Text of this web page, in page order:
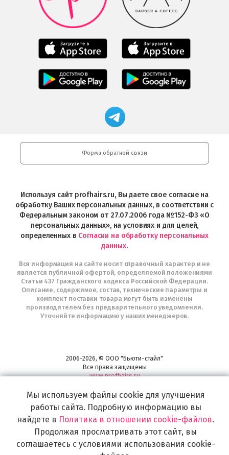
в
Google
Мобильное
приложение
Professional
загрузить
Мобильное
приложение
Professional
загрузить
Play
Play
Мобильное
приложение
загрузить
в
Мобильное
приложение
Магазин
профессиональной
Professional
и
Интернет-
Telegram
Форма обратной связи
Используя сайт profhairs.ru, Вы даете свое согласие на
обработку Ваших персональных данных, в соответствии с
Федеральным законом от 27.07.2006 года №152-ФЗ «О
персональных данных», на условиях и для целей,
определенных в Согласии на обработку персональных
данных.
Вся информация на сайте носит справочный характер и не
является публичной офертой, определяемой положениями
Статьи 437 Гражданского кодекса Российской Федерации.
Описание, содержимое, состав, технические параметры и
комплект поставки товара могут быть изменены
производителем без предварительного уведомления.
Уточняйте информацию у наших менеджеров.
2006-2026, © ООО "Бьюти-стайл"
Все права защищены
www.profhairs.ru
воплощения
самых изысканных и необычных идей по созданию Вашего образа и стиля.
Мы используем файлы cookie для улучшения
работы сайта. Подробную информацию вы
найдете в Политика в отношении cookie-файлов.
Продолжая просматривать этот сайт, вы
соглашаетесь с условиями использования cookie-